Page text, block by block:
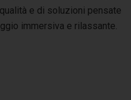
e di soluzioni pensate
immersiva e rilassante.